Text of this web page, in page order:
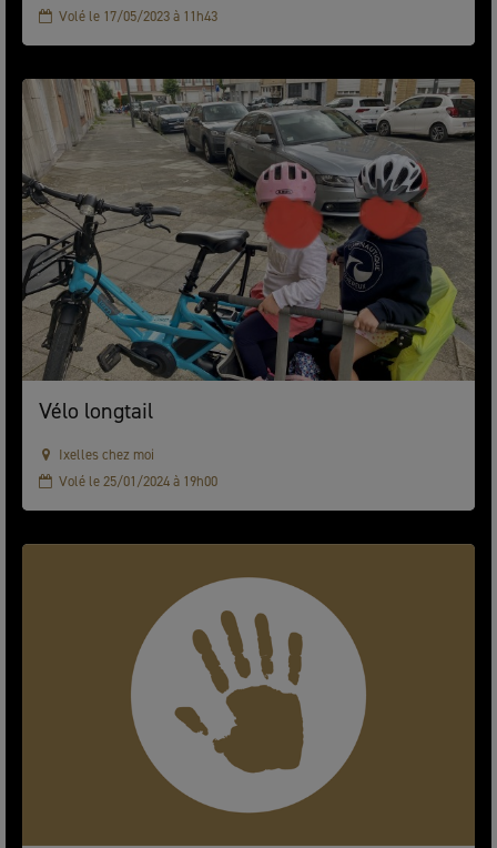
Volé le 17/05/2023 à 11h43
Vélo longtail
Ixelles chez moi
Volé le 25/01/2024 à 19h00